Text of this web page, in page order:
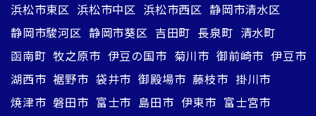
浜松市東区 浜松市中区 浜松市西区 静岡市清水区
静岡市駿河区 静岡市葵区 吉田町 長泉町 清水町
函南町 牧之原市 伊豆の国市 菊川市 御前崎市 伊豆市
湖西市 裾野市 袋井市 御殿場市 藤枝市 掛川市
焼津市 磐田市 富士市 島田市 伊東市 富士宮市